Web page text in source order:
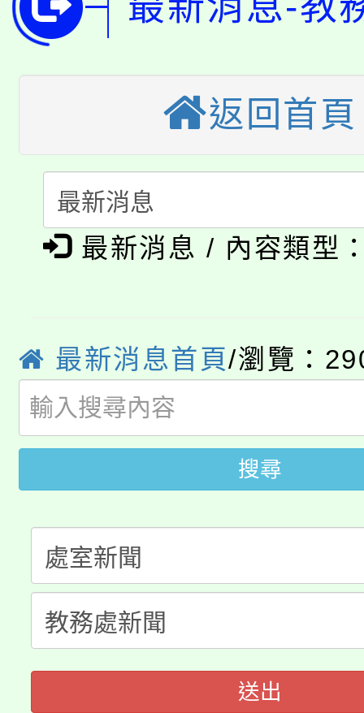
代理(課)教師甄選結果(
轉知中國文化大學推廣
《TA101》溝通分析基
程，歡迎學生輔導中心
心理、諮商輔導、社會
系所師生報名參加。
縣市「校園短影音徵
門員」簡章及活動海報
踴躍報名參加。
桃園市115學年度學生
要點
展演活動實施計畫」
115年度「教育部表揚
義教育推展貢獻獎」
公告本校115學年度第
「2026金融保險知識
生本土語及新住民語歌
公告本校115學年度第
代理(課)教師甄選結果(
公告本校115學年度第
代理(課)教師甄選結果(
轉知中國文化大學推廣
《TA101》溝通分析基
程，歡迎學生輔導中心
心理、諮商輔導、社會
系所師生報名參加。
轉知苗栗縣政府辦理
門員」簡章及活動海報
踴躍報名參加。
要點
「桃園市補助參觀特色
展演活動實施計畫」
115年度「教育部表揚
義教育推展貢獻獎」
返回首頁
最新消息 / 內容類型
最新消息首頁/瀏覽：
搜尋
送出